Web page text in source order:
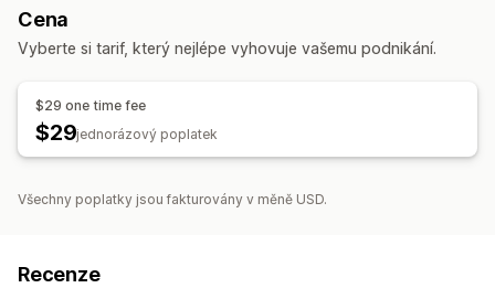
Cena
Vyberte si tarif, který nejlépe vyhovuje vašemu podnikání.
$29 one time fee
$29jednorázový poplatek
Všechny poplatky jsou fakturovány v měně USD.
Recenze